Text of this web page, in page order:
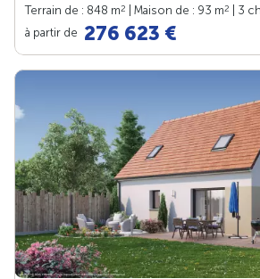
Terrain de : 848 m2 | Maison de : 93 m2
| 3
à partir de 276 623 €